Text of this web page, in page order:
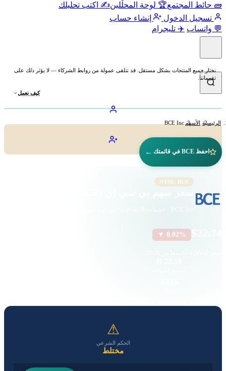
🧱 حائط المجتمع🏆 لوحة المحلّلين✍️ اكتب تحليلك
تسجيل الدخول
إنشاء حساب
💬 واتساب ✈️ تليجرام
نختار جميع المنتجات بشكل مستقل. قد نتلقى عمولة من روابط الشركاء — لا يؤثر ذلك على
تقييماتنا.
كيف نعمل
الرئيسية الأسهم BCE Inc
احفظ BCE في قائمتك ←
NYSE: BCE
▼ 0.02%
⚠
الحكم الشرعي
مختلط